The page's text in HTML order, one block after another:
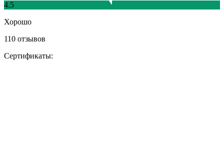
4.5
Хорошо
110 отзывов
Сертификаты: